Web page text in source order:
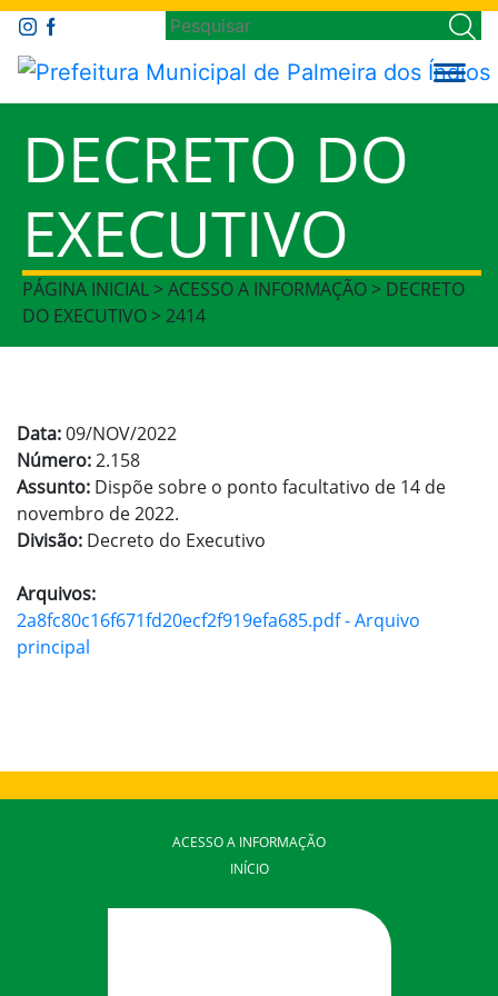
DECRETO DO
EXECUTIVO
PÁGINA INICIAL > ACESSO A INFORMAÇÃO > DECRETO
DO EXECUTIVO > 2414
Data:09/NOV/2022
Número:2.158
Assunto: Dispõe sobre o ponto facultativo de 14 de
novembro de 2022.
Divisão: Decreto do Executivo
Arquivos:
2a8fc80c16f671fd20ecf2f919efa685.pdf - Arquivo
principal
ACESSO A INFORMAÇÃO
INÍCIO